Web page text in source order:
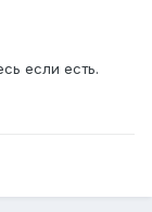
если есть.